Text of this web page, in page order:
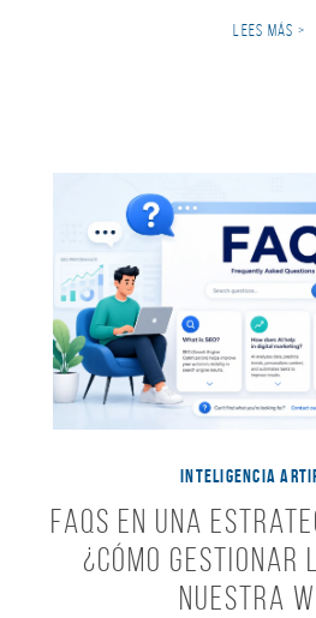
LEES MÁS >
INTELIGENCIA
FAQs en una
¿Cómo gestionar
nuestra